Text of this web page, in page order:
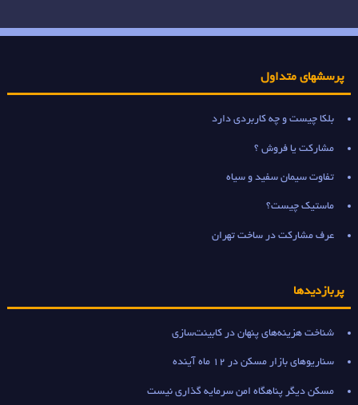
پرسشهای متداول
بلکا چیست و چه کاربردی دارد
مشارکت یا فروش ؟
تفاوت سیمان سفید و سیاه
ماستیک چیست؟
عرف مشارکت در ساخت تهران
پربازدیدها
شناخت هزینه‌های پنهان در کابینت‌سازی
سناریوهای بازار مسکن در 12 ماه آینده
مسکن دیگر پناهگاه امن سرمایه گذاری نیست